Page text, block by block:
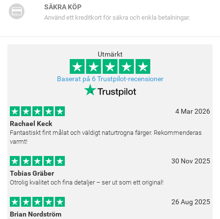
SÄKRA KÖP
Använd ett kreditkort för säkra och enkla betalningar.
Utmärkt
Baserat på 6 Trustpilot-recensioner
4 Mar 2026
Rachael Keck
Fantastiskt fint målat och väldigt naturtrogna färger. Rekommenderas
varmt!
30 Nov 2025
Tobias Gräber
Otrolig kvalitet och fina detaljer – ser ut som ett original!
26 Aug 2025
Brian Nordström